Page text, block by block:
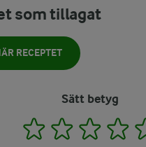
som tillagat
RECEPTET
Sätt betyg
1 2 3 4